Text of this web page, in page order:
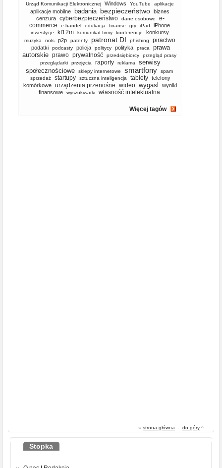
Urząd Komunikacji Elektronicznej Windows YouTube aplikacje
aplikacje mobilne badania bezpieczeństwo biznes
cenzura cyberbezpieczeństwo dane osobowe
e-
commerce
e-handel edukacja finanse gry iPad iPhone
inwestycje kf12m komunikat firmy konferencje konkursy
muzyka nols p2p patenty patronat DI phishing piractwo
podatki podcasty policja politycy polityka praca
prawa
autorskie prawo prywatność przedsiębiorcy
przegląd prasy
przeglądarki
przejęcia raporty reklama
serwisy
społecznościowe
sklepy internetowe smartfony
spam
sprzedaż
startupy sztuczna inteligencja tablety telefony
komórkowe
urządzenia przenośne wideo wygasl
wyniki
finansowe
wyszukiwarki własność intelektualna
Więcej tagów
« strona główna - do góry ^
Stopka